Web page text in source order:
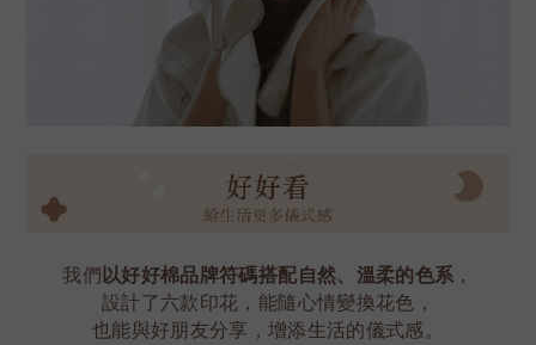
我們以好好棉品牌符碼搭配自然、溫柔的色系 ，
設計了六款印花，能隨心情變換花色，
也能與好朋友分享，增添生活的儀式感。